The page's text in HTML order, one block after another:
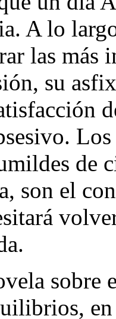
A lo
las más
su
de
son el
sobre